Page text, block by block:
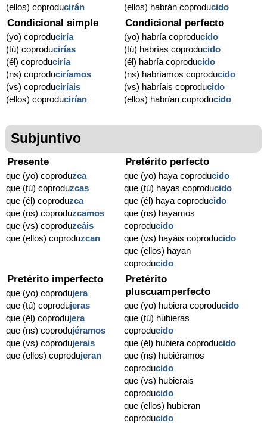
(ellos) coproducirán
(ellos) habrán coproducido
Condicional simple
(yo) coproduciría
(tú) coproducirías
(él) coproduciría
(ns) coproduciríamos
(vs) coproduciríais
(ellos) coproducirían
Condicional perfecto
(yo) habría coproducido
(tú) habrías coproducido
(él) habría coproducido
(ns) habríamos coproducido
(vs) habríais coproducido
(ellos) habrían coproducido
Subjuntivo
Presente
que (yo) coproduzca
que (tú) coproduzcas
que (él) coproduzca
que (ns) coproduzcamos
que (vs) coproduzcáis
que (ellos) coproduzcan
Pretérito perfecto
que (yo) haya coproducido
que (tú) hayas coproducido
que (él) haya coproducido
que (ns) hayamos
coproducido
que (vs) hayáis coproducido
que (ellos) hayan
coproducido
Pretérito imperfecto
que (yo) coprodujera
que (tú) coprodujeras
que (él) coprodujera
que (ns) coprodujéramos
que (vs) coprodujerais
que (ellos) coprodujeran
Pretérito
pluscuamperfecto
que (yo) hubiera coproducido
que (tú) hubieras
coproducido
que (él) hubiera coproducido
que (ns) hubiéramos
coproducido
que (vs) hubierais
coproducido
que (ellos) hubieran
coproducido